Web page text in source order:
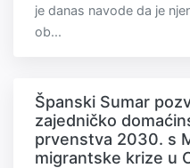
je danas navode da je
ob...
Španski Sumar
zajedničko
prvenstva 2030. s
migrantske krize u